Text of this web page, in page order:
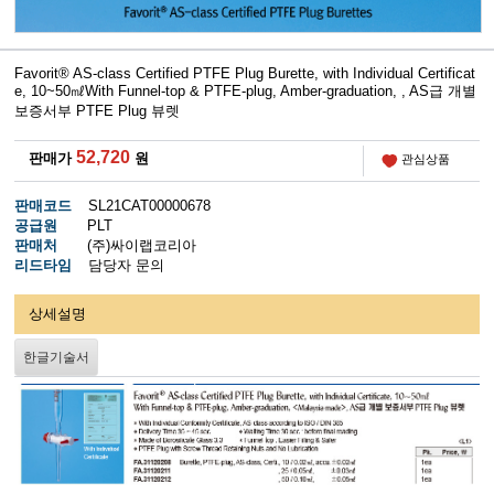
Favorit® AS-class Certified PTFE Plug Burette, with Individual Certificat
e, 10~50㎖With Funnel-top & PTFE-plug, Amber-graduation, , AS급 개별
보증서부 PTFE Plug 뷰렛
판매가52,720 원 관심상품
판매코드
SL21CAT00000678
공급원
PLT
판매처
(주)싸이랩코리아
리드타임
담당자 문의
상세설명
한글기술서